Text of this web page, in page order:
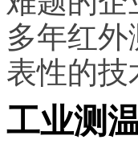
多年红
表性的技
工业测